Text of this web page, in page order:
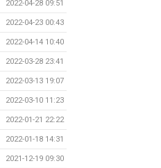
2022-04-28 09:51
2022-04-23 00:43
2022-04-14 10:40
2022-03-28 23:41
2022-03-13 19:07
2022-03-10 11:23
2022-01-21 22:22
2022-01-18 14:31
2021-12-19 09:30